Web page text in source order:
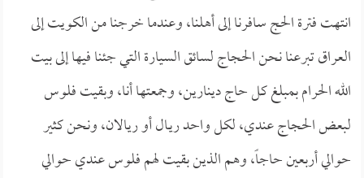
انتهت فترة الحج سافرنا إلى أهلنا، وعندما خرجنا من الكويت إلى
العراق تبرعنا نحن الحجاج لسائق السيارة التي جئنا فيها إلى بيت
الله الحرام بمبلغ كل حاج دينارين، وجمعتها أنا، وبقيت فلوس
لبعض الحجاج عندي، لكل واحد ريـال أو ريالان، ونحن كثير
حوالي أربعين حاجاً، وهم الذين بقيت لهم فلوس عندي حوالي